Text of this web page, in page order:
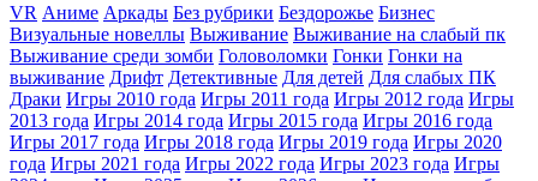
VR Аниме Аркады Без рубрики Бездорожье Бизнес
Визуальные новеллы Выживание Выживание на слабый пк
Выживание среди зомби Головоломки Гонки Гонки на
выживание Дрифт Детективные Для детей Для слабых ПК
Драки Игры 2010 года Игры 2011 года Игры 2012 года Игры
2013 года Игры 2014 года Игры 2015 года Игры 2016 года
Игры 2017 года Игры 2018 года Игры 2019 года Игры 2020
года Игры 2021 года Игры 2022 года Игры 2023 года Игры